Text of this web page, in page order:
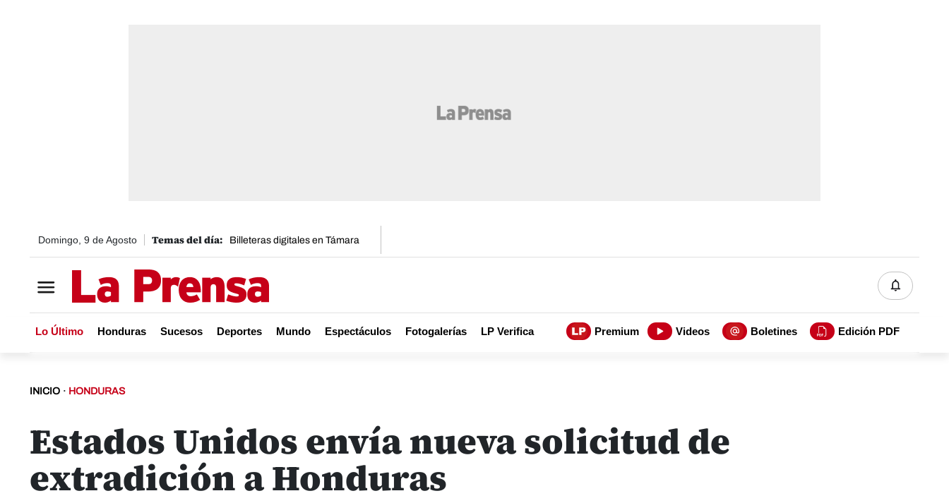
Domingo, 9 de Agosto Billeteras digitales en Támara
Lo Último Honduras Sucesos Deportes Mundo Espectáculos Fotogalerías LP Verifica Premium Videos Boletines Edición PDF
INICIO · HONDURAS
Estados Unidos envía nueva solicitud de
extradición a Honduras